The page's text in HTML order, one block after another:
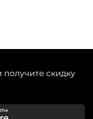
скидку